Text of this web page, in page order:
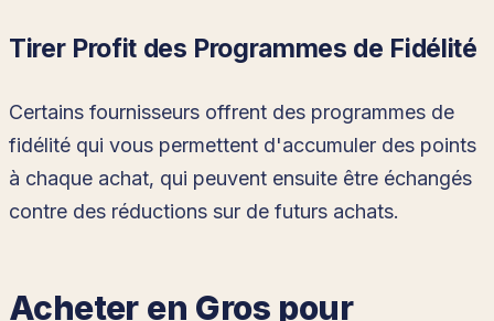
Tirer Profit des Programmes de Fidélité
Certains fournisseurs offrent des programmes de
fidélité qui vous permettent d'accumuler des points
à chaque achat, qui peuvent ensuite être échangés
contre des réductions sur de futurs achats.
Acheter en Gros pour